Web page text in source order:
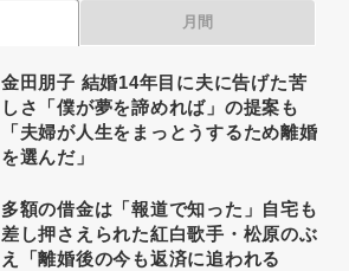
月間
金田朋子 結婚14年目に夫に告げた苦
しさ「僕が夢を諦めれば」の提案も
「夫婦が人生をまっとうするため離婚
を選んだ」
多額の借金は「報道で知った」自宅も
差し押さえられた紅白歌手・松原のぶ
え「離婚後の今も返済に追われる